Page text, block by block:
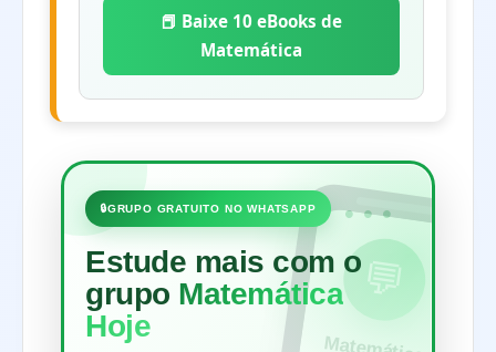
📕 Baixe 10 eBooks de
Matemática
•••
🔒GRUPO GRATUITO NO WHATSAPP
Estude mais com o
grupo Matemática
Hoje
💬